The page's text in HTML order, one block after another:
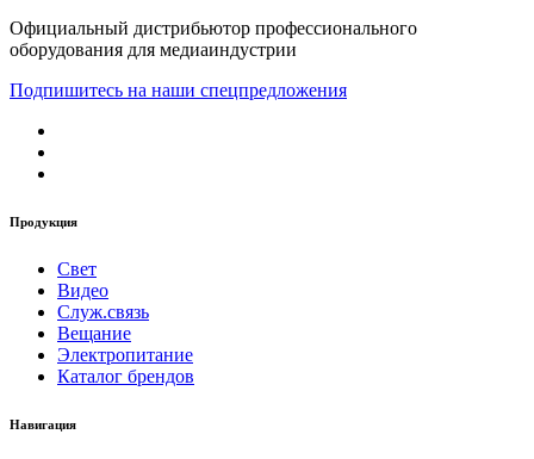
Официальный дистрибьютор профессионального
оборудования для медиаиндустрии
Подпишитесь на наши спецпредложения
Продукция
Свет
Видео
Служ.связь
Вещание
Электропитание
Каталог брендов
Навигация